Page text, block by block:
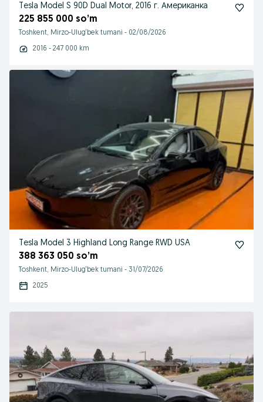
Tesla Model S 90D Dual Motor, 2016 г. Американка
225 855 000 so’m
Toshkent, Mirzo-Ulug‘bek tumani - 02/08/2026
2016 - 247 000 km
Tesla Model 3 Highland Long Range RWD USA
388 363 050 so’m
Toshkent, Mirzo-Ulug‘bek tumani - 31/07/2026
2025